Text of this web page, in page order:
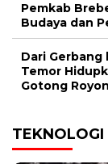
Pemkab
Budaya dan
Dari Gerbang
Temor
Gotong
TEKNOLOGI